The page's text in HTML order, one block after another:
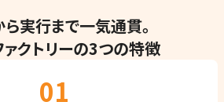
実行まで一気通貫。
ァクトリーの3つの特徴